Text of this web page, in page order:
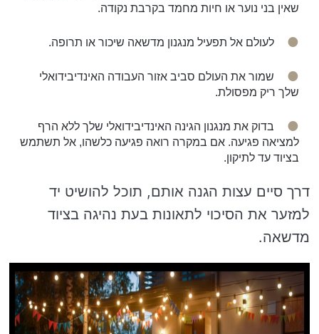
שאין בני נוער או חיות מחמד בקרבת נקודה.
לעולם אל תפעיל מנגנון מדשאה שיכור או תרופה.
שמור את העולם סביב אזור העבודה האינדיבידואלי
שלך ריק מפסולת.
בדוק את מנגנון הגינה האינדיבידואלי שלך ללא הרף
למציאה פגיעה. אם במקרה רואה פגיעה כלשהו, ​​אל תשתמש
בציוד עד לתיקון.
דרך סיים עצות הגנה אותם, תוכל להושיט יד
למזער את הסיכוי לתאונות בעת נהיגה בציוד
מדשאה.